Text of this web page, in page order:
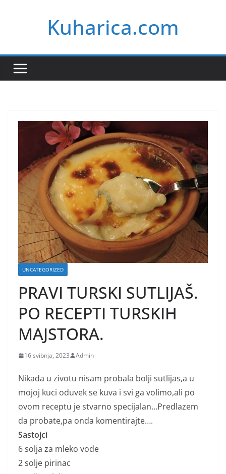
Kuharica.com
UNCATEGORIZED
PRAVI TURSKI SUTLIJAŠ.
PO RECEPTI TURSKIH
MAJSTORA.
16 svibnja, 2023 Admin
Nikada u zivotu nisam probala bolji sutlijas,a u
mojoj kuci oduvek se kuva i svi ga volimo,ali po
ovom receptu je stvarno specijalan…Predlazem
da probate,pa onda komentirajte….
Sastojci
6 solja za mleko vode
2 solje pirinac